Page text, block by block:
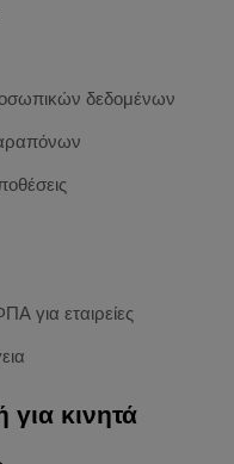
δεδομένων
για εταιρείες
κινητά